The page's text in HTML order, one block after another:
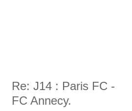
Re: J14 : Paris FC -
FC Annecy.